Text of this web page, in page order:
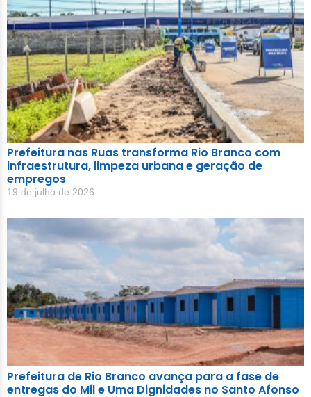
Prefeitura nas Ruas transforma Rio Branco com
infraestrutura, limpeza urbana e geração de
empregos
19 de julho de 2026
Prefeitura de Rio Branco avança para a fase de
entregas do Mil e Uma Dignidades no Santo Afonso